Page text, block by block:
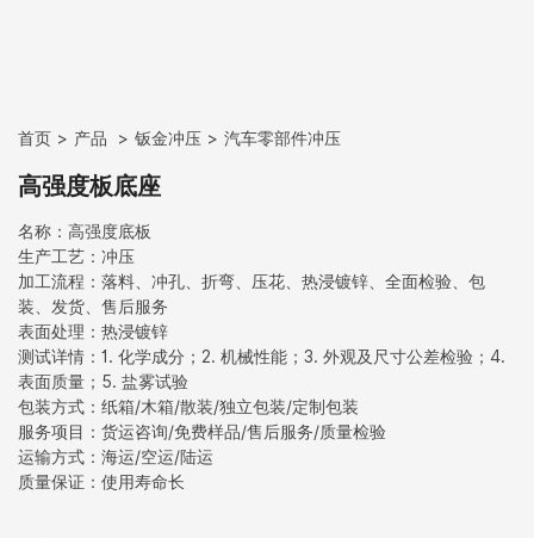
首页 产品 钣金冲压 汽车零部件冲压
高强度板底座
名称：高强度底板
生产工艺：冲压
加工流程：落料、冲孔、折弯、压花、热浸镀锌、全面检验、包
装、发货、售后服务
表面处理：热浸镀锌
测试详情：1. 化学成分；2. 机械性能；3. 外观及尺寸公差检验；4.
表面质量；5. 盐雾试验
包装方式：纸箱/木箱/散装/独立包装/定制包装
服务项目：货运咨询/免费样品/售后服务/质量检验
运输方式：海运/空运/陆运
质量保证：使用寿命长